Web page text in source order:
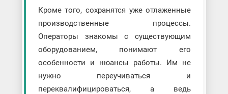
Кроме того, сохранятся уже отлаженные
производственные процессы.
Операторы знакомы с существующим
оборудованием, понимают его
особенности и нюансы работы. Им не
нужно переучиваться и
переквалифицироваться, а ведь